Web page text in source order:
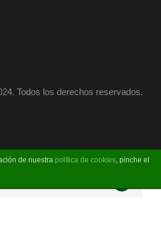
Todos los derechos reservados.
de nuestra política de cookies , pinche el